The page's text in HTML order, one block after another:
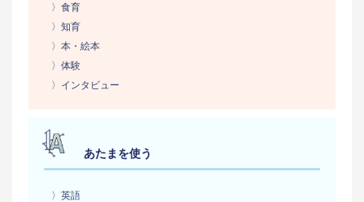
〉食育
〉知育
〉本・絵本
〉体験
〉インタビュー
あたまを使う
〉英語